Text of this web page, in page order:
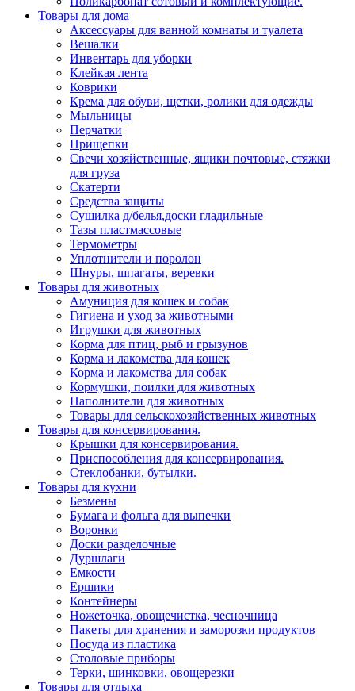
Товары для дома
Аксессуары для ванной комнаты и туалета
Вешалки
Инвентарь для уборки
Клейкая лента
Коврики
Крема для обуви, щетки, ролики для одежды
Мыльницы
Перчатки
Прищепки
Свечи хозяйственные, ящики почтовые, стяжки
для груза
Скатерти
Средства защиты
Сушилка д/белья,доски гладильные
Тазы пластмассовые
Термометры
Уплотнители и поролон
Шнуры, шпагаты, веревки
Товары для животных
Амуниция для кошек и собак
Гигиена и уход за животными
Игрушки для животных
Корма для птиц, рыб и грызунов
Корма и лакомства для кошек
Корма и лакомства для собак
Кормушки, поилки для животных
Наполнители для животных
Товары для сельскохозяйственных животных
Товары для консервирования.
Крышки для консервирования.
Приспособления для консервирования.
Стеклобанки, бутылки.
Товары для кухни
Безмены
Бумага и фольга для выпечки
Воронки
Доски разделочные
Дуршлаги
Емкости
Ершики
Контейнеры
Ножеточка, овощечистка, чесночница
Пакеты для хранения и заморозки продуктов
Посуда из пластика
Столовые приборы
Терки, шинковки, овощерезки
Товары для отдыха